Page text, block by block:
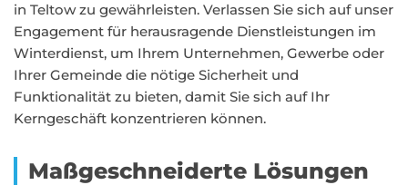
in Teltow zu gewährleisten. Verlassen Sie sich auf unser
Engagement für herausragende Dienstleistungen im
Winterdienst, um Ihrem Unternehmen, Gewerbe oder
Ihrer Gemeinde die nötige Sicherheit und
Funktionalität zu bieten, damit Sie sich auf Ihr
Kerngeschäft konzentrieren können.
Maßgeschneiderte Lösungen